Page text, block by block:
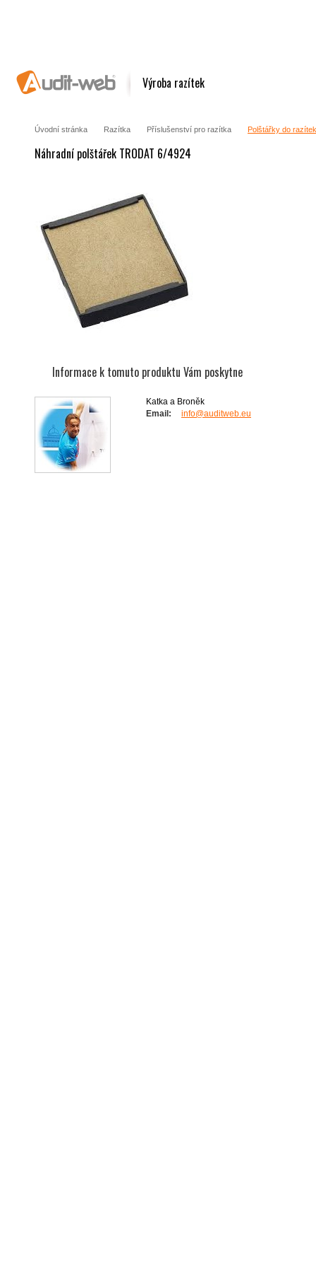
Výroba razítek
Úvodní stránka Razítka Příslušenství pro razítka Polštářky do razítek
Náhradní polštářek TRODAT 6/4924
Informace k tomuto produktu Vám poskytne
Katka a Broněk
info@auditweb.eu
Email: